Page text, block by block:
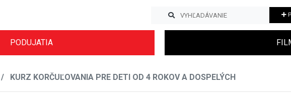
PODUJATIA
KURZ KORČUĽOVANIA PRE DETI OD 4 ROKOV A DOSPELÝCH